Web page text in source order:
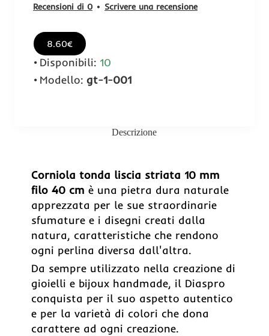
Recensioni di 0 • Scrivere una recensione
8.60€
Disponibili: 10
Modello: gt-1-001
Descrizione
Corniola tonda liscia striata 10 mm
filo 40 cm è una pietra dura naturale
apprezzata per le sue straordinarie
sfumature e i disegni creati dalla
natura, caratteristiche che rendono
ogni perlina diversa dall'altra.
Da sempre utilizzato nella creazione di
gioielli e bijoux handmade, il Diaspro
conquista per il suo aspetto autentico
e per la varietà di colori che dona
carattere ad ogni creazione.